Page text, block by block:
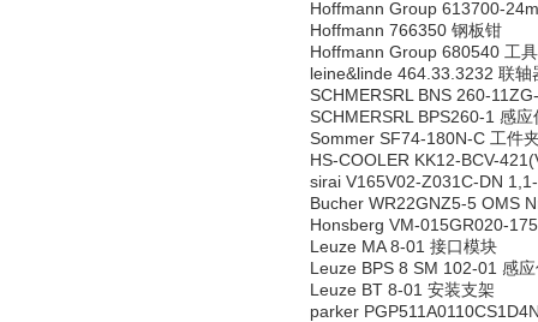
Hoffmann Group 613700-
Hoffmann 766350 钢板钳
Hoffmann Group 680540 工
leine&linde 464.33.3232 联轴
SCHMERSRL BNS 260-
SCHMERSRL BPS260-1 感应
Sommer SF74-180N-C 工件
HS-COOLER KK12-BCV-
sirai V165V02-Z031C-DN
Bucher WR22GNZ5-5 OMS
Honsberg VM-015GR020-
Leuze MA 8-01 接口模块
Leuze BPS 8 SM 102-01 感
Leuze BT 8-01 安装支架
parker